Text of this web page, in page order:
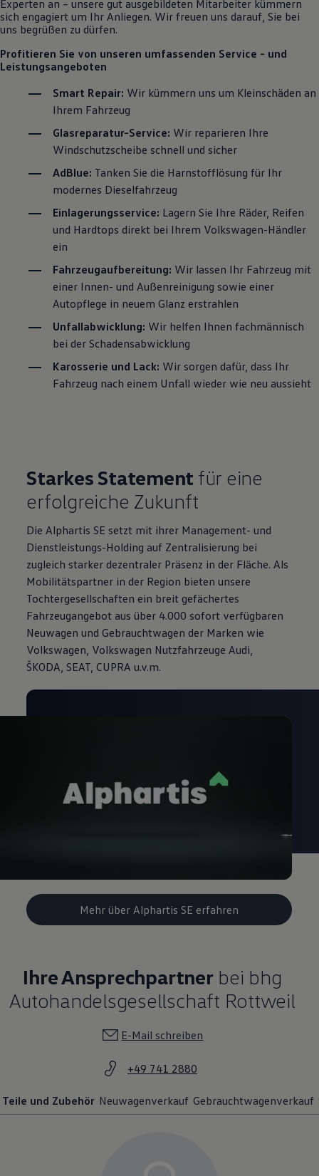
Experten an – unsere gut ausgebildeten Mitarbeiter kümmern
sich engagiert um Ihr Anliegen. Wir freuen uns darauf, Sie bei
uns begrüßen zu dürfen.
Profitieren Sie von unseren umfassenden Service - und
Leistungsangeboten
Smart Repair: Wir kümmern uns um Kleinschäden an
Ihrem Fahrzeug
Glasreparatur-Service: Wir reparieren Ihre
Windschutzscheibe schnell und sicher
AdBlue: Tanken Sie die Harnstofflösung für Ihr
modernes Dieselfahrzeug
Einlagerungsservice: Lagern Sie Ihre Räder, Reifen
und Hardtops direkt bei Ihrem Volkswagen-Händler
ein
Fahrzeugaufbereitung: Wir lassen Ihr Fahrzeug mit
einer Innen- und Außenreinigung sowie einer
Autopflege in neuem Glanz erstrahlen
Unfallabwicklung: Wir helfen Ihnen fachmännisch
bei der Schadensabwicklung
Karosserie und Lack: Wir sorgen dafür, dass Ihr
Fahrzeug nach einem Unfall wieder wie neu aussieht
Starkes Statement für eine
erfolgreiche Zukunft
Die Alphartis SE setzt mit ihrer Management- und
Dienstleistungs-Holding auf Zentralisierung bei
zugleich starker dezentraler Präsenz in der Fläche. Als
Mobilitätspartner in der Region bieten unsere
Tochtergesellschaften ein breit gefächertes
Fahrzeugangebot aus über 4.000 sofort verfügbaren
Neuwagen und Gebrauchtwagen der Marken wie
Volkswagen, Volkswagen Nutzfahrzeuge Audi,
ŠKODA, SEAT, CUPRA u.v.m.
Mehr über Alphartis SE erfahren
Ihre Ansprechpartnerbei bhg
Autohandelsgesellschaft Rottweil
E-Mail schreiben
+49 741 2880
Teile und Zubehör Neuwagenverkauf Gebrauchtwagenverkauf